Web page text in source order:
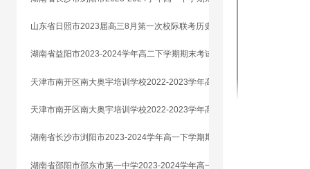
山东省日照市2023届高三8月第一次校际联考历史试题
湖南省益阳市2023-2024学年高二下学期期末考试历史试题